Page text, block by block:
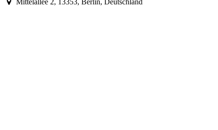
Mittelallee 2, 13353, Berlin, Deutschland